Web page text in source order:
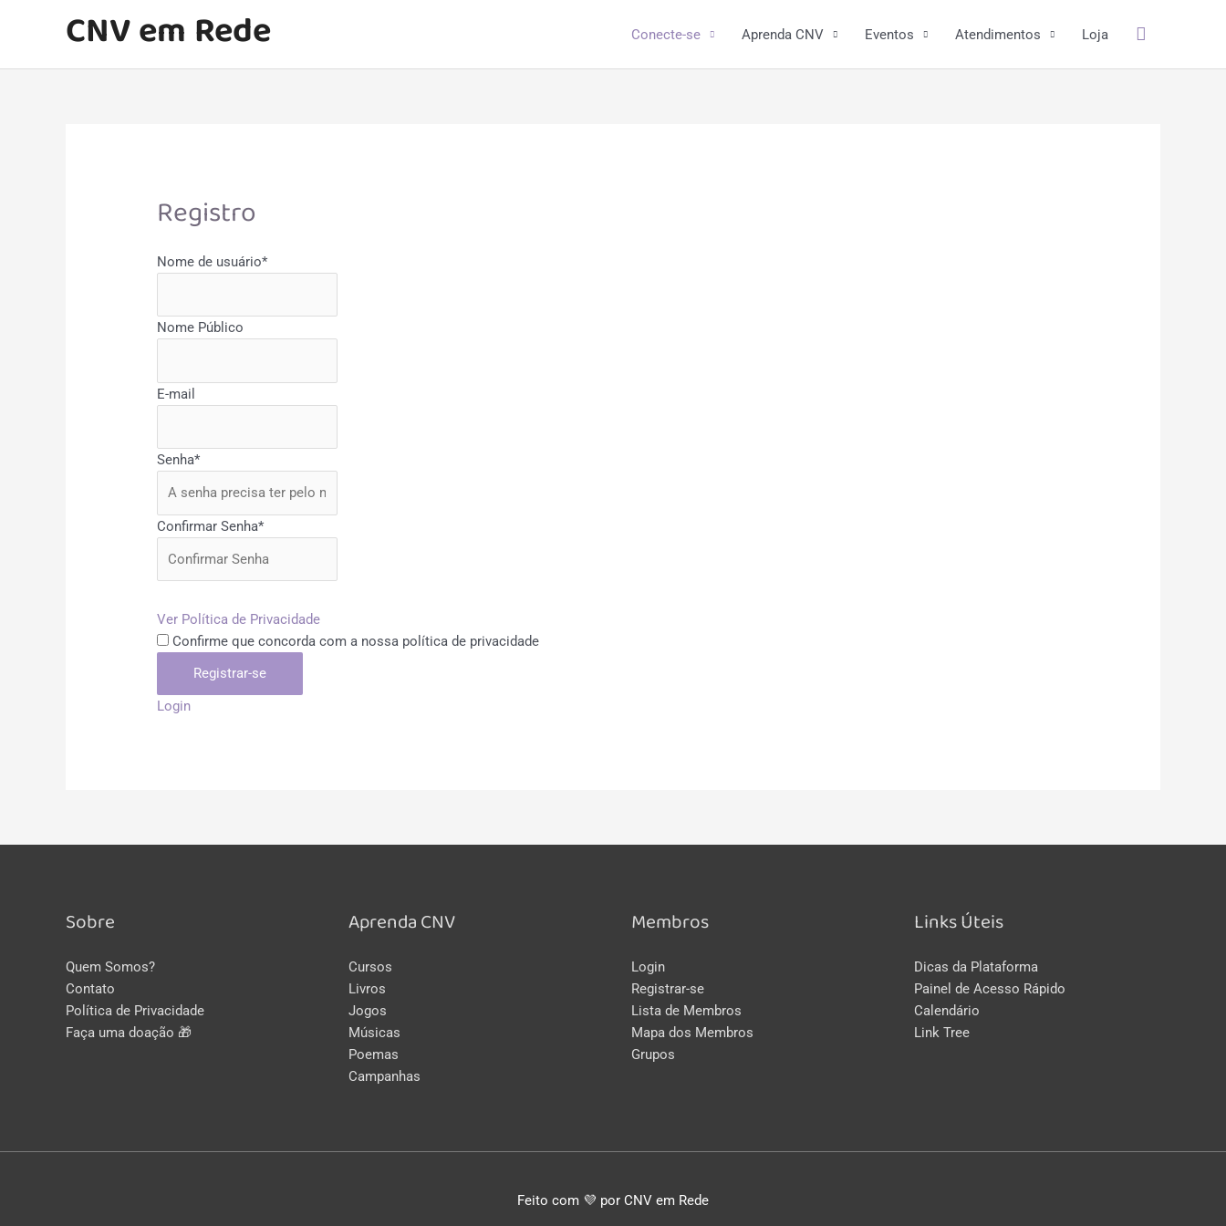
CNV em Rede Conecte-se Aprenda CNV Eventos Atendimentos Loja Pesquisar
Registro
Nome de usuário*
Nome Público
E-mail
Senha*
Confirmar Senha*
Ver Política de Privacidade
Confirme que concorda com a nossa política de privacidade
Login
Sobre
Quem Somos?
Contato
Política de Privacidade
Faça uma doação 🎁
Aprenda CNV
Cursos
Livros
Jogos
Músicas
Poemas
Campanhas
Membros
Login
Registrar-se
Lista de Membros
Mapa dos Membros
Grupos
Links Úteis
Dicas da Plataforma
Painel de Acesso Rápido
Calendário
Link Tree
Feito com 💜 por CNV em Rede